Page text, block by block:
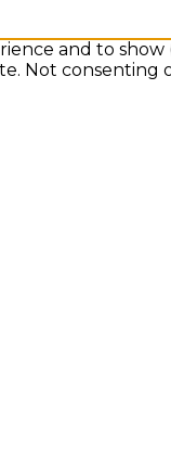
and to show
Not consenting